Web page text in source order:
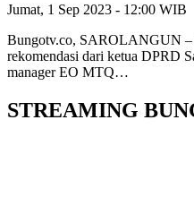
Jumat, 1 Sep 2023 - 12:00 WIB
Bungotv.co, SAROLANGUN –
rekomendasi dari ketua DPRD
manager EO MTQ…
STREAMING